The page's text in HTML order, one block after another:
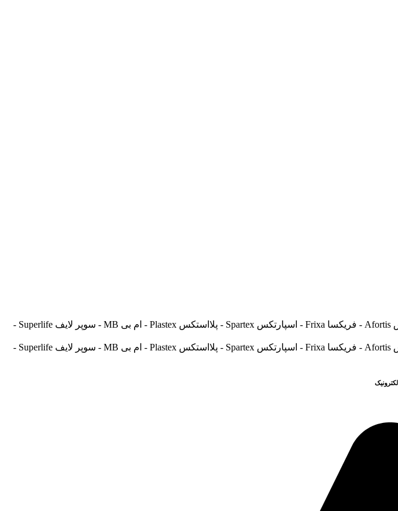
آسیالنت Asilent - جهانلنت Jahanlent - ایرانلنت Iranlent - پارس Pars - برنتا Brenta - آریتما Aritma - آفورتیس Afortis - فریکسا Frixa - اسپارتکس Spartex - پلااستکس Plastex - ام بی MB - سوپر لایف Superlife -
آسیالنت Asilent - جهانلنت Jahanlent - ایرانلنت Iranlent - پارس Pars - برنتا Brenta - آریتما Aritma - آفورتیس Afortis - فریکسا Frixa - اسپارتکس Spartex - پلااستکس Plastex - ام بی MB - سوپر لایف Superlife -